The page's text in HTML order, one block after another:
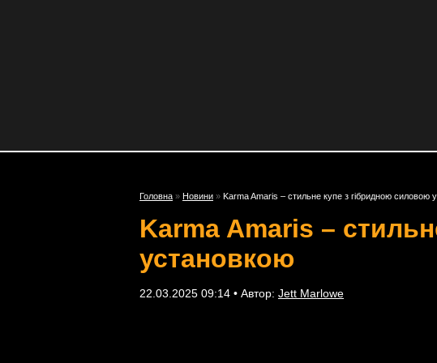
Головна » Новини » Karma Amaris – стильне купе з гібридною силовою
Karma Amaris –
установкою
22.03.2025 09:14 • Автор: Jett Marlowe